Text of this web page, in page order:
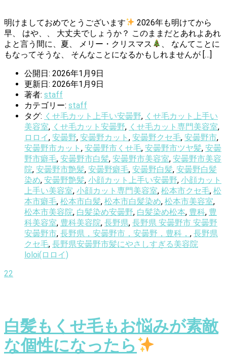
明けましておめでとうございます
2026年も明けてから
早、 はや、、 大丈夫でしょうか？ このままだとあれよあれ
よと言う間に、夏、 メリー・クリスマス
、 なんてことに
もなってそうな、 そんなことになるかもしれませんが […]
公開日: 2026年1月9日
更新日: 2026年1月9日
著者: staff
カテゴリー: staff
タグ: くせ毛カット上手い安曇野, くせ毛カット上手い
美容室, くせ毛カット安曇野, くせ毛カット専門美容室,
ロロイ, 安曇野, 安曇野カット , 安曇野クセ毛, 安曇野市,
安曇野市カット , 安曇野市くせ毛, 安曇野市ツヤ髪, 安曇
野市癖毛, 安曇野市白髪, 安曇野市美容室, 安曇野市美容
院, 安曇野市艶髪, 安曇野癖毛, 安曇野白髪, 安曇野白髪
染め, 安曇野艶髪, 小顔カット上手い安曇野, 小顔カット
上手い美容室, 小顔カット専門美容室, 松本市クセ毛, 松
本市癖毛, 松本市白髪, 松本市白髪染め, 松本市美容室,
松本市美容院, 白髪染め安曇野, 白髪染め松本, 豊科, 豊
科美容室, 豊科美容院, 長野県, 長野県 安曇野市 安曇野
安曇野市, 長野県，安曇野市，安曇野，豊科， , 長野県
クセ毛, 長野県安曇野市髪にやさしすぎる美容院
loloi(ロロイ)
22
白髪もくせ毛もお悩みが素敵
な個性になったら